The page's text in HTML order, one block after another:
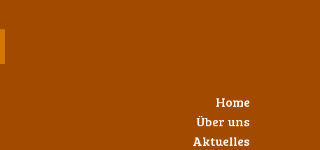
Home
Über uns
Aktuelles